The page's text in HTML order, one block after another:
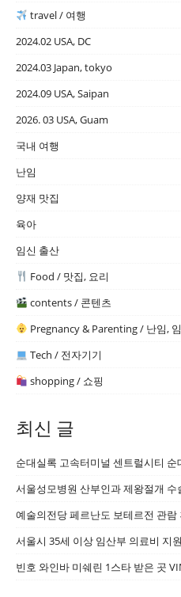
travel / 여행
2024.02 USA, DC
2024.03 Japan, tokyo
2024.09 USA, Saipan
2026. 03 USA, Guam
국내 여행
난임
양재 맛집
육아
임신 출산
Food / 맛집, 요리
contents / 콘텐츠
Pregnancy & Parenting / 난임,
Tech / 전자기기
shopping / 쇼핑
최신 글
순대실록 고속터미널 센트럴시티 순
서울성모병원 산부인과 제왕절개 수
예술의전당 페르난도 보테르전 관
서울시 35세 이상 임산부 의료비 지
빈호 와인바 미쉐린 1스타 받은 곳